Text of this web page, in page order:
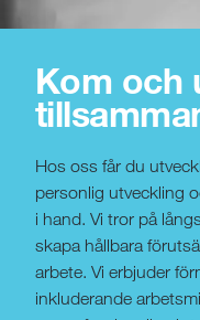
Kom och
Hos oss får du
personlig utveckling
i hand. Vi tror på
skapa hållbara
arbete. Vi erbjuder
inkluderande